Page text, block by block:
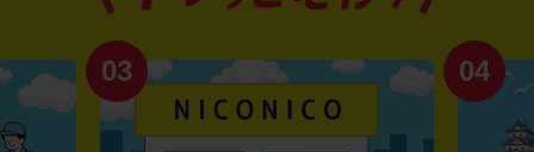
03 04